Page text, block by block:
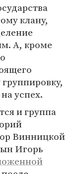
клану,
А, кроме
успех.
и группа
Винницкой
Игорь